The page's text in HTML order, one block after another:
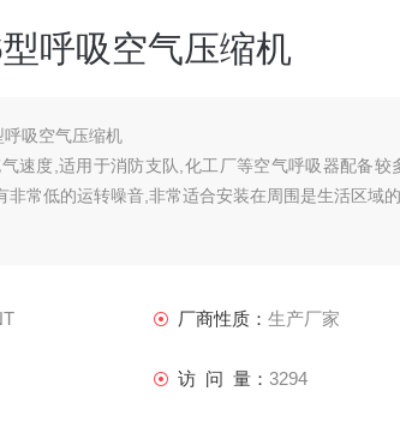
呼吸空气压缩机
吸空气压缩机
速度,适用于消防支队,化工厂等空气呼吸器配备较
常低的运转噪音,非常适合安装在周围是生活区域
厂商性质： 生产厂家
访 问 量： 3294